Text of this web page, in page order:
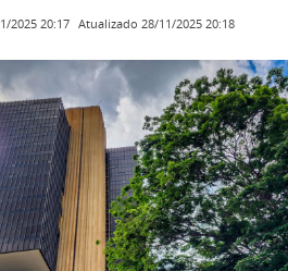
2025 20:17 Atualizado 28/11/2025 20:18